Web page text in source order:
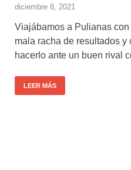
diciembre 8, 2021
Viajábamos a Pulianas
mala racha de resultados
hacerlo ante un buen rival
LEER MÁS